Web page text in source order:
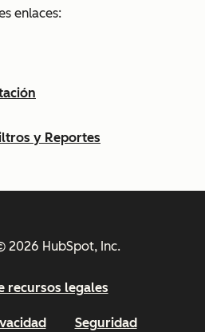
enlaces:
y Reportes
2026 HubSpot, Inc.
recursos legales
Seguridad